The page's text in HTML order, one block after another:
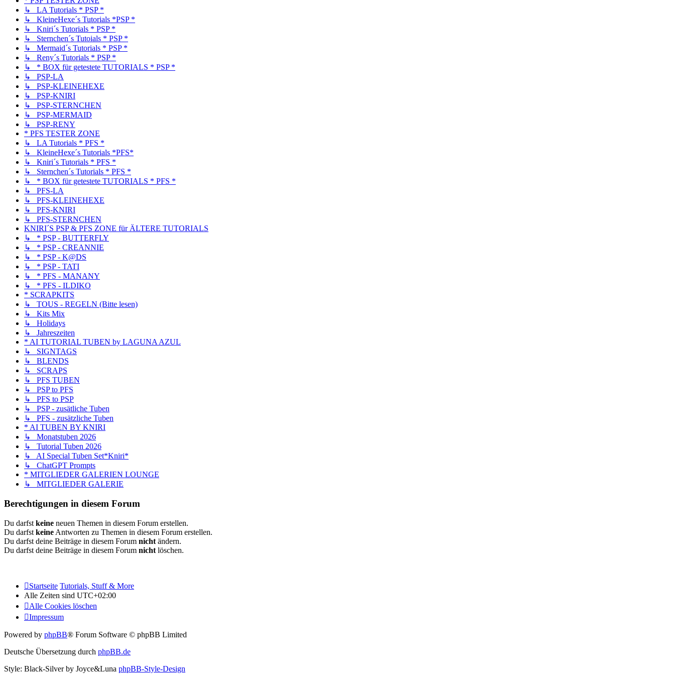
↳ LA Tutorials * PSP *
↳ KleineHexe´s Tutorials *PSP *
↳ Kniri´s Tutorials * PSP *
↳ Sternchen´s Tutoials * PSP *
↳ Mermaid´s Tutorials * PSP *
↳ Reny´s Tutorials * PSP *
↳ * BOX für getestete TUTORIALS * PSP *
↳ PSP-LA
↳ PSP-KLEINEHEXE
↳ PSP-KNIRI
↳ PSP-STERNCHEN
↳ PSP-MERMAID
↳ PSP-RENY
* PFS TESTER ZONE
↳ LA Tutorials * PFS *
↳ KleineHexe´s Tutorials *PFS*
↳ Kniri´s Tutorials * PFS *
↳ Sternchen´s Tutorials * PFS *
↳ * BOX für getestete TUTORIALS * PFS *
↳ PFS-LA
↳ PFS-KLEINEHEXE
↳ PFS-KNIRI
↳ PFS-STERNCHEN
KNIRI´S PSP & PFS ZONE für ÄLTERE TUTORIALS
↳ * PSP - BUTTERFLY
↳ * PSP - CREANNIE
↳ * PSP - K@DS
↳ * PSP - TATI
↳ * PFS - MANANY
↳ * PFS - ILDIKO
* SCRAPKITS
↳ TOUS - REGELN (Bitte lesen)
↳ Kits Mix
↳ Holidays
↳ Jahreszeiten
* AI TUTORIAL TUBEN by LAGUNA AZUL
↳ SIGNTAGS
↳ BLENDS
↳ SCRAPS
↳ PFS TUBEN
↳ PSP to PFS
↳ PFS to PSP
↳ PSP - zusätliche Tuben
↳ PFS - zusätzliche Tuben
* AI TUBEN BY KNIRI
↳ Monatstuben 2026
↳ Tutorial Tuben 2026
↳ AI Special Tuben Set*Kniri*
↳ ChatGPT Prompts
* MITGLIEDER GALERIEN LOUNGE
↳ MITGLIEDER GALERIE
Berechtigungen in diesem Forum
Du darfst keine neuen Themen in diesem Forum erstellen.
Du darfst keine Antworten zu Themen in diesem Forum erstellen.
Du darfst deine Beiträge in diesem Forum nicht ändern.
Du darfst deine Beiträge in diesem Forum nicht löschen.
Startseite Tutorials, Stuff & More
Alle Zeiten sind UTC+02:00
Alle Cookies löschen
Impressum
Powered by phpBB® Forum Software © phpBB Limited
Deutsche Übersetzung durch phpBB.de
Style: Black-Silver by Joyce&Luna phpBB-Style-Design